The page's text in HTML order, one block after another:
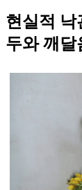
현실적
두와 깨달